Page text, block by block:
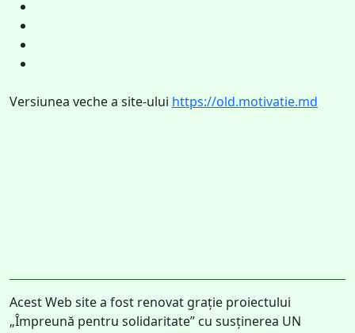
Versiunea veche a site-ului https://old.motivatie.md
Acest Web site a fost renovat grație proiectului
„Împreună pentru solidaritate” cu susținerea UN